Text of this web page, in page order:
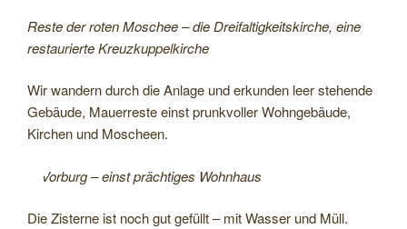
Reste der roten Moschee – die Dreifaltigkeitskirche, eine
restaurierte Kreuzkuppelkirche
Wir wandern durch die Anlage und erkunden leer stehende
Gebäude, Mauerreste einst prunkvoller Wohngebäude,
Kirchen und Moscheen.
Vorburg – einst prächtiges Wohnhaus
Die Zisterne ist noch gut gefüllt – mit Wasser und Müll.